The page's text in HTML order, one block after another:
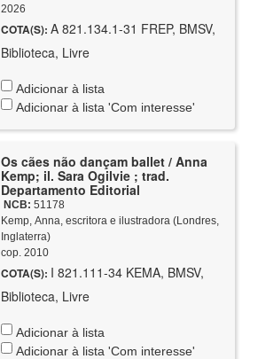
2026
COTA(S): A 821.134.1-31 FREP, BMSV,
Biblioteca, Livre
Adicionar à lista
Adicionar à lista 'Com interesse'
Os cães não dançam ballet / Anna
Kemp; il. Sara Ogilvie ; trad.
Departamento Editorial
NCB: 51178
Kemp, Anna, escritora e ilustradora (Londres,
Inglaterra)
cop. 2010
COTA(S): I 821.111-34 KEMA, BMSV,
Biblioteca, Livre
Adicionar à lista
Adicionar à lista 'Com interesse'